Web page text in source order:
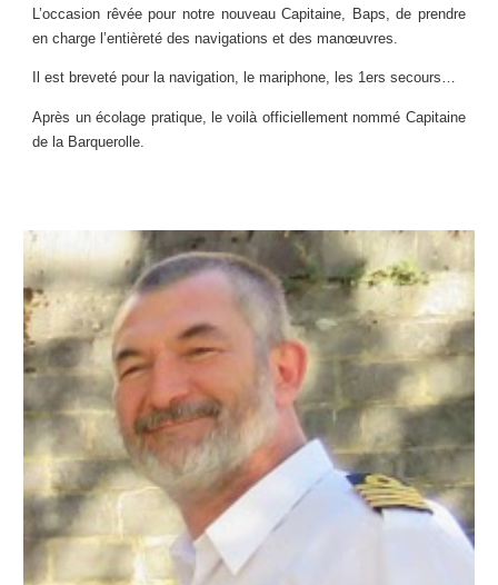
L’occasion rêvée pour notre nouveau Capitaine, Baps, de prendre
en charge l’entièreté des navigations et des manœuvres.
Il est breveté pour la navigation, le mariphone, les 1ers secours…
Après un écolage pratique, le voilà officiellement nommé Capitaine
de la Barquerolle.